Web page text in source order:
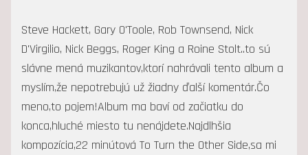
Steve Hackett, Gary O'Toole, Rob Townsend, Nick
D'Virgilio, Nick Beggs, Roger King a Roine Stolt..to sú
slávne mená muzikantov,ktorí nahrávali tento album a
myslím,že nepotrebujú už žiadny ďalší komentár.Čo
meno,to pojem!Album ma baví od začiatku do
konca,hluché miesto tu nenájdete.Najdlhšia
kompozícia,22 minútová To Turn the Other Side,sa mi